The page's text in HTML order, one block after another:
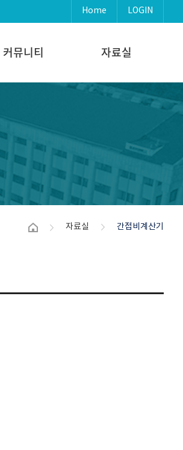
Home LOGIN
커뮤니티 자료실
자료실 간접비계산기